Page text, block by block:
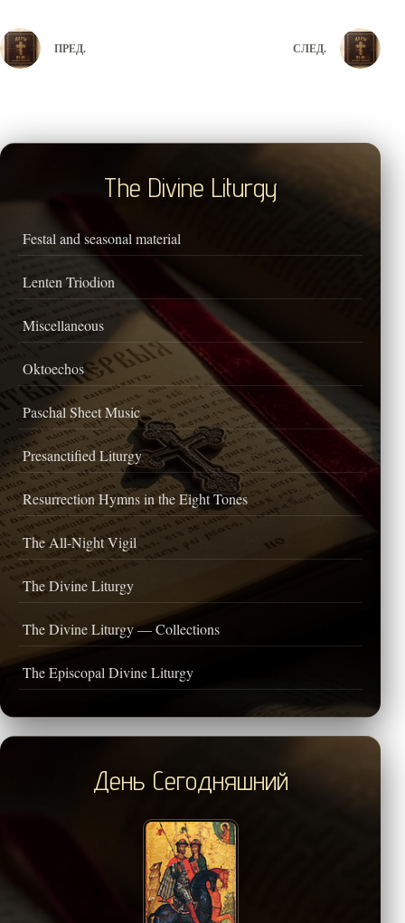
ПРЕД. СЛЕД.
The Divine Liturgy
Festal and seasonal material
Lenten Triodion
Miscellaneous
Oktoechos
Paschal Sheet Music
Presanctified Liturgy
Resurrection Hymns in the Eight Tones
The All-Night Vigil
The Divine Liturgy
The Divine Liturgy — Collections
The Episcopal Divine Liturgy
День Сегодняшний